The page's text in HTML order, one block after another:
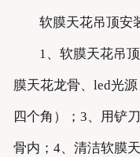
软膜天花吊顶安
1、软膜天花吊
膜天花龙骨、led光
四个角）；3、用铲
骨内；4、清洁软膜